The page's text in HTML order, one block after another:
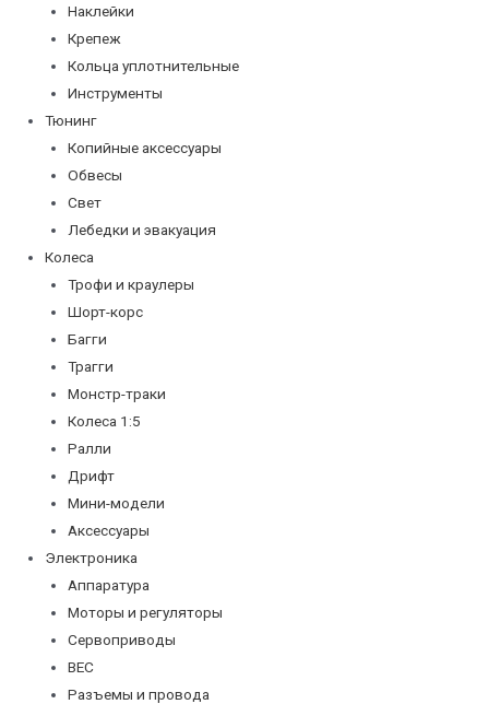
Наклейки
Крепеж
Кольца уплотнительные
Инструменты
Тюнинг
Копийные аксессуары
Обвесы
Свет
Лебедки и эвакуация
Колеса
Трофи и краулеры
Шорт-корс
Багги
Трагги
Монстр-траки
Колеса 1:5
Ралли
Дрифт
Мини-модели
Аксессуары
Электроника
Аппаратура
Моторы и регуляторы
Сервоприводы
BEC
Разъемы и провода